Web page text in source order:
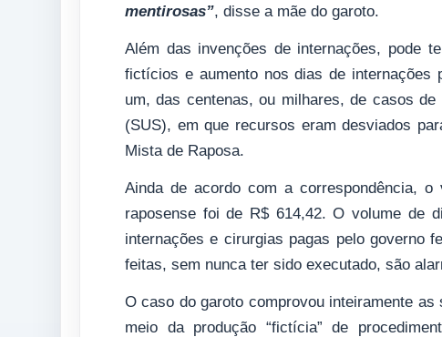
mentirosas”, disse a mãe do garoto.
Além das invenções de internações, pode
fictícios e aumento nos dias de internações
um, das centenas, ou milhares, de casos
(SUS), em que recursos eram desviados
Mista de Raposa.
Ainda de acordo com a correspondência,
raposense foi de R$ 614,42. O volume de
internações e cirurgias pagas pelo governo
feitas, sem nunca ter sido executado, são
O caso do garoto comprovou inteiramente
meio da produção “fictícia” de